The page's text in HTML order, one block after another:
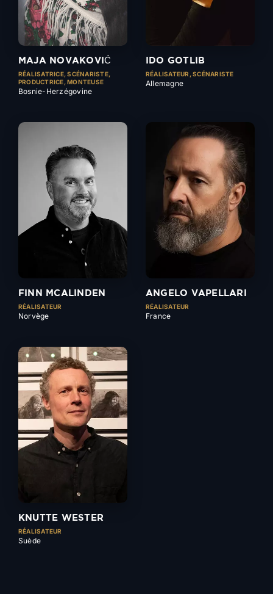
MAJA NOVAKOVIĆ
RÉALISATRICE, SCÉNARISTE,
PRODUCTRICE, MONTEUSE
Bosnie-Herzégovine
IDO GOTLIB
RÉALISATEUR, SCÉNARISTE
Allemagne
FINN MCALINDEN
RÉALISATEUR
Norvège
ANGELO VAPELLARI
RÉALISATEUR
France
KNUTTE WESTER
RÉALISATEUR
Suède